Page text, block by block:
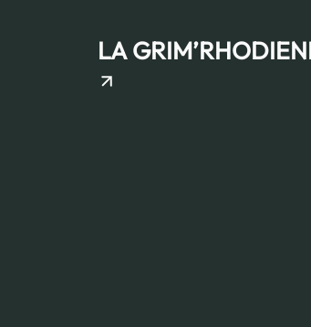
LA